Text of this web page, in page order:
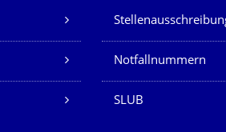
Notfallnummern
SLUB